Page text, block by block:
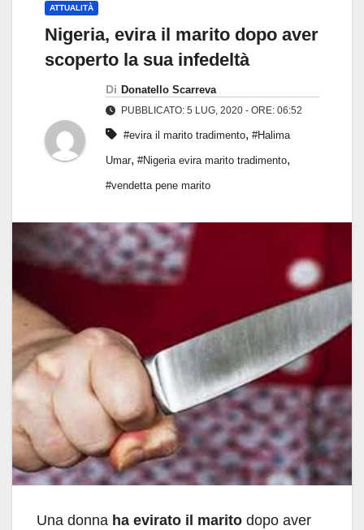
ATTUALITÀ
Nigeria, evira il marito dopo aver
scoperto la sua infedeltà
Di Donatello Scarreva
PUBBLICATO: 5 LUG, 2020 - ORE: 06:52
#evira il marito tradimento, #Halima
Umar, #Nigeria evira marito tradimento,
#vendetta pene marito
Una donna ha evirato il marito dopo aver